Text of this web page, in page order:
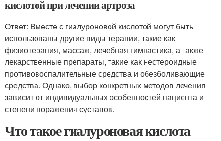
кислотой при лечении артроза
Ответ: Вместе с гиалуроновой кислотой могут быть
использованы другие виды терапии, такие как
физиотерапия, массаж, лечебная гимнастика, а также
лекарственные препараты, такие как нестероидные
противовоспалительные средства и обезболивающие
средства. Однако, выбор конкретных методов лечения
зависит от индивидуальных особенностей пациента и
степени поражения суставов.
Что такое гиалуроновая кислота